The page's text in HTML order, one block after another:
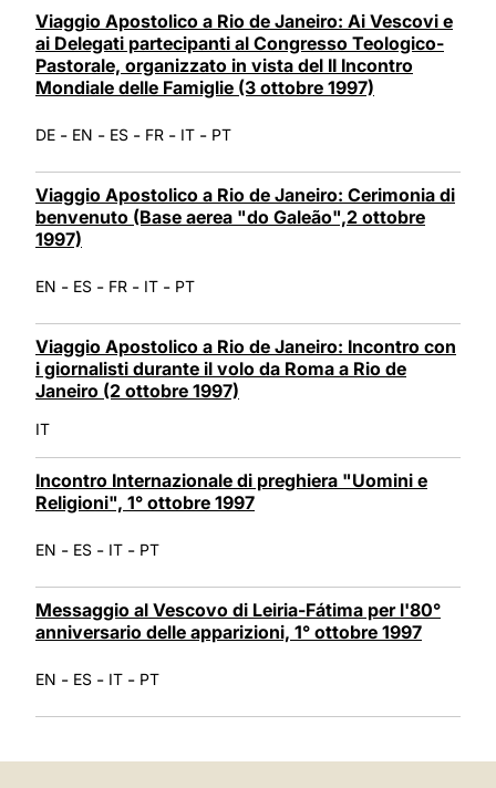
Viaggio Apostolico a Rio de Janeiro: Ai Vescovi e
ai Delegati partecipanti al Congresso Teologico-
Pastorale, organizzato in vista del II Incontro
Mondiale delle Famiglie (3 ottobre 1997)
DE - EN - ES - FR - IT - PT
Viaggio Apostolico a Rio de Janeiro: Cerimonia di
benvenuto (Base aerea "do Galeão",2 ottobre
1997)
EN - ES - FR - IT - PT
Viaggio Apostolico a Rio de Janeiro: Incontro con
i giornalisti durante il volo da Roma a Rio de
Janeiro (2 ottobre 1997)
IT
Incontro Internazionale di preghiera "Uomini e
Religioni", 1° ottobre 1997
EN - ES - IT - PT
Messaggio al Vescovo di Leiria-Fátima per l'80°
anniversario delle apparizioni, 1° ottobre 1997
EN - ES - IT - PT